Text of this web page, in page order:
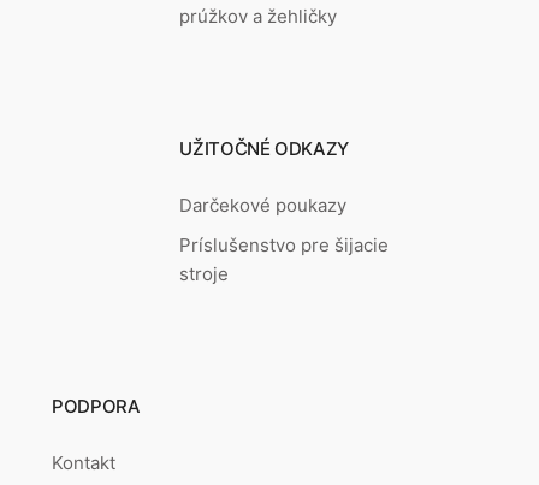
prúžkov a žehličky
UŽITOČNÉ ODKAZY
Darčekové poukazy
Príslušenstvo pre šijacie
stroje
PODPORA
Kontakt